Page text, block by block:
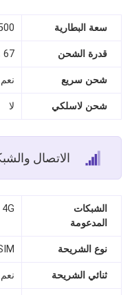
سعة البطارية 4500
قدرة الشحن 67 واط
شحن سريع نعم
شحن لاسلكي لا
الاتصال
الشبكات
المدعومة
نوع الشريحة
ثنائي الشريحة نعم